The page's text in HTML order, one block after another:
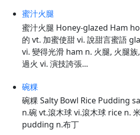
蜜汁火腿
蜜汁火腿 Honey-glazed Ham
的 vt. 加蜜使甜 vi. 說甜言蜜語
vi. 變得光滑 ham n. 火腿, 火腿
過火 vi. 演技誇張...
碗粿
碗粿 Salty Bowl Rice Pudding
n.碗 vt.滾木球 vi.滾木球 rice n.
pudding n.布丁